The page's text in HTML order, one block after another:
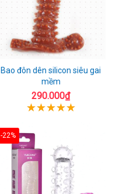
Bao đôn dên silicon siêu gai
mềm
290.000₫
-22%